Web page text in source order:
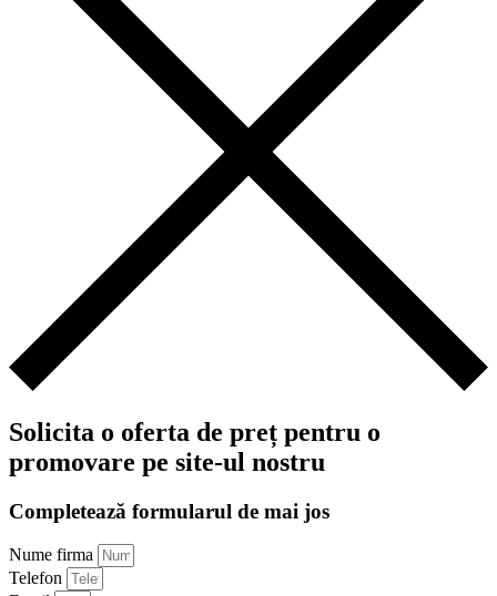
Solicita o oferta de preț pentru o
promovare pe site-ul nostru
Completează formularul de mai jos
Nume firma
Telefon